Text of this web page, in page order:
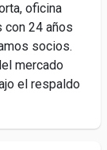
oficina
con 24 años
socios.
mercado
el respaldo